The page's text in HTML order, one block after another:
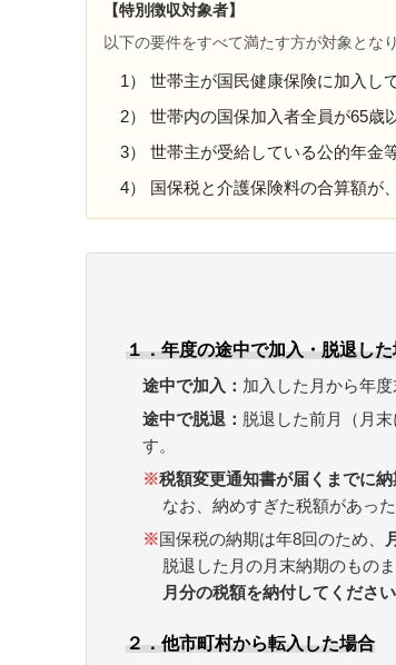
【特別徴収対象者】
以下の要件をすべて満たす方が対象となり
1） 世帯主が国民健康保険に加入し
2） 世帯内の国保加入者全員が65歳
3） 世帯主が受給している公的年金
4） 国保税と介護保険料の合算額が
１．年度の途中で加入・脱退し
途中で加入： 加入した月から年
途中で脱退： 脱退した前月（月
す。
※税額変更通知書が届くまでに
なお、納めすぎた税額があっ
※国保税の納期は年8回のため、
脱退した月の月末納期のもの
月分の税額を納付してください
２．他市町村から転入した場合